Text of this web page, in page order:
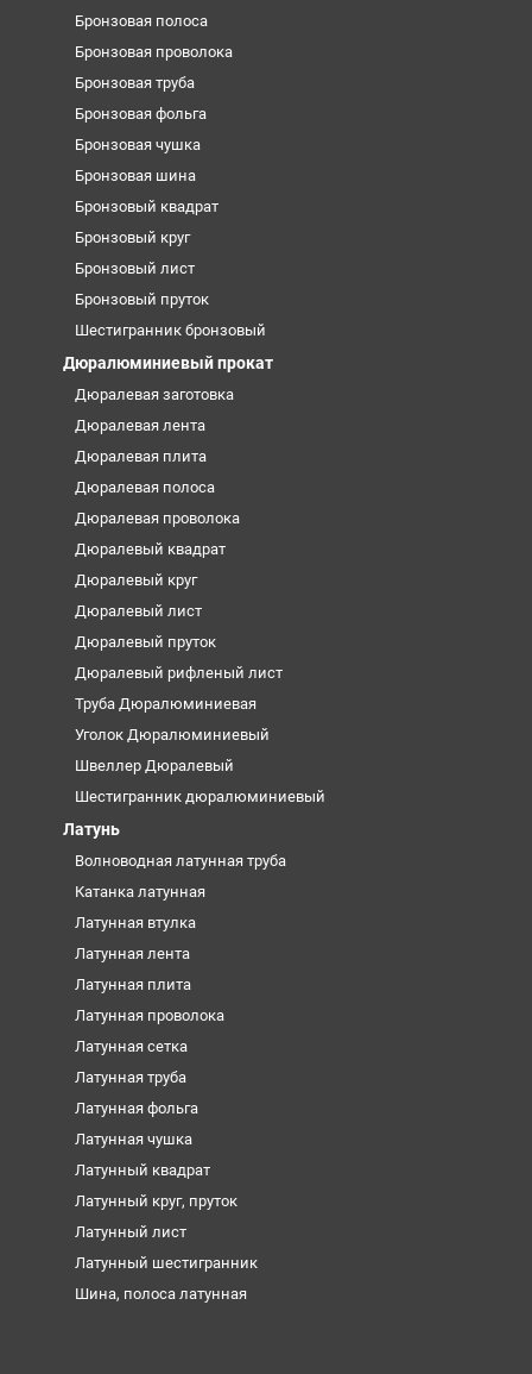
Бронзовая полоса
Бронзовая проволока
Бронзовая труба
Бронзовая фольга
Бронзовая чушка
Бронзовая шина
Бронзовый квадрат
Бронзовый круг
Бронзовый лист
Бронзовый пруток
Шестигранник бронзовый
Дюралюминиевый прокат
Дюралевая заготовка
Дюралевая лента
Дюралевая плита
Дюралевая полоса
Дюралевая проволока
Дюралевый квадрат
Дюралевый круг
Дюралевый лист
Дюралевый пруток
Дюралевый рифленый лист
Труба Дюралюминиевая
Уголок Дюралюминиевый
Швеллер Дюралевый
Шестигранник дюралюминиевый
Латунь
Волноводная латунная труба
Катанка латунная
Латунная втулка
Латунная лента
Латунная плита
Латунная проволока
Латунная сетка
Латунная труба
Латунная фольга
Латунная чушка
Латунный квадрат
Латунный круг, пруток
Латунный лист
Латунный шестигранник
Шина, полоса латунная